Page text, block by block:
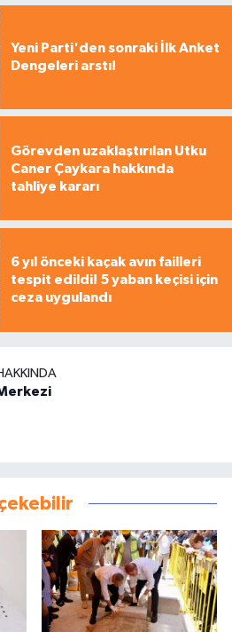
Yeni Parti'den sonraki İlk Anket
Dengeleri arstı!
Görevden uzaklaştırılan Utku
Caner Çaykara hakkında
tahliye kararı
6 yıl önceki kaçak avın failleri
tespit edildi! 5 yaban keçisi için
ceza uygulandı